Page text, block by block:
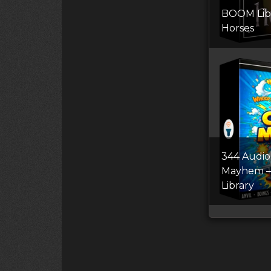
BOOM
Horses
344
Mayhem
Library